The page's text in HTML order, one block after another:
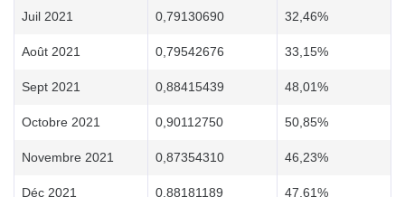
Juil 2021 0,79130690 32,46%
Août 2021 0,79542676 33,15%
Sept 2021 0,88415439 48,01%
Octobre 2021 0,90112750 50,85%
Novembre 2021 0,87354310 46,23%
Déc 2021 0,88181189 47,61%